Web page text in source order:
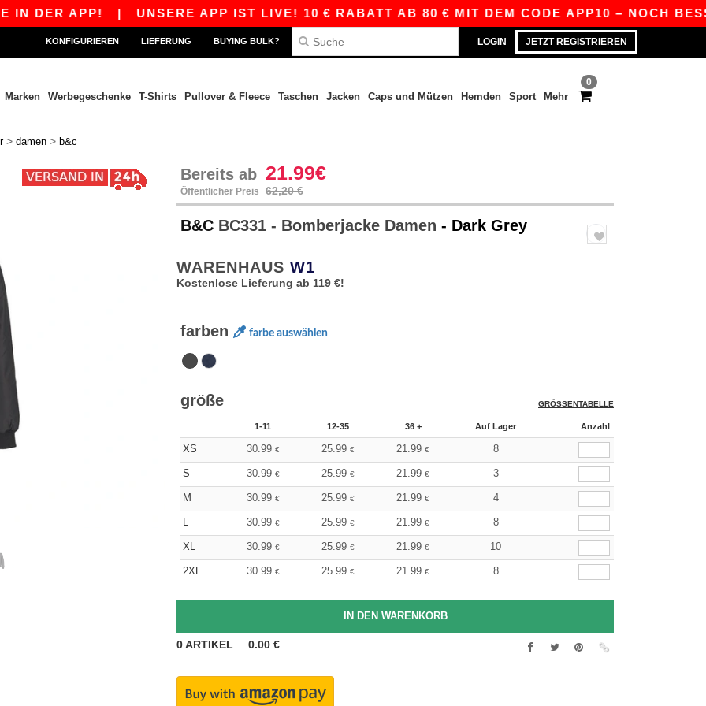
APP! |UNSERE APP IST LIVE! 10 € RABATT AB 80 € MIT DEM CODE APP10 – NOCH
LOGIN JETZT REGISTRIEREN
KONFIGURIEREN LIEFERUNG BUYING BULK?
0
Marken Werbegeschenke T-Shirts Pullover & Fleece Taschen Jacken Caps und Mützen Hemden Sport Mehr
> damen > b&c
Bereits ab 21.99€
Öffentlicher Preis 62,20 €
B&C BC331 - Bomberjacke Damen - Dark Grey
WARENHAUS W1
Kostenlose Lieferung ab 119 €!
farben farbe auswählen
größe GRÖSSENTABELLE
1-11 12-35 36 + Auf Lager Anzahl
XS 30.99 € 25.99 € 21.99 € 8
S 30.99 € 25.99 € 21.99 € 3
M 30.99 € 25.99 € 21.99 € 4
L 30.99 € 25.99 € 21.99 € 8
XL 30.99 € 25.99 € 21.99 € 10
2XL 30.99 € 25.99 € 21.99 € 8
0ARTIKEL 0.00 €